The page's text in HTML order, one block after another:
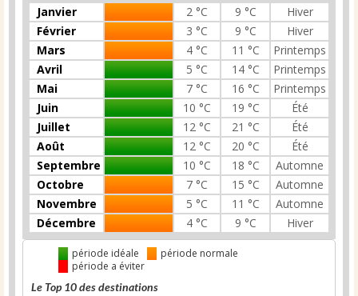
Janvier 2 °C 9 °C
Hiver
Février
3 °C 9 °C
Hiver
Mars
4 °C 11 °C
Printemps
Avril
5 °C 14 °C
Printemps
Mai
7 °C 16 °C
Printemps
Juin
10 °C 19 °C
Été
Juillet
12 °C 21 °C
Été
Août
12 °C 20 °C
Été
Septembre
10 °C 18 °C
Automne
Octobre
7 °C 15 °C
Automne
Novembre
5 °C 11 °C
Automne
Décembre
4 °C 9 °C Hiver
période idéale
période normale
période a éviter
Le Top 10 des destinations